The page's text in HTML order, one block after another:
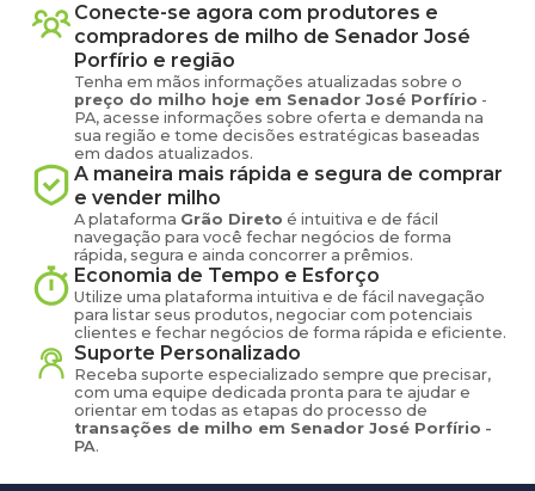
Conecte-se agora com produtores e
compradores de milho de Senador José
Porfírio e região
Tenha em mãos informações atualizadas sobre o
preço do milho hoje em Senador José Porfírio -
PA, acesse informações sobre oferta e demanda na
sua região e tome decisões estratégicas baseadas
em dados atualizados.
A maneira mais rápida e segura de comprar
e vender milho
A plataforma Grão Direto é intuitiva e de fácil
navegação para você fechar negócios de forma
rápida, segura e ainda concorrer a prêmios.
Economia de Tempo e Esforço
Utilize uma plataforma intuitiva e de fácil navegação
para listar seus produtos, negociar com potenciais
clientes e fechar negócios de forma rápida e eficiente.
Suporte Personalizado
Receba suporte especializado sempre que precisar,
com uma equipe dedicada pronta para te ajudar e
orientar em todas as etapas do processo de
transações de milho em Senador José Porfírio -
PA.